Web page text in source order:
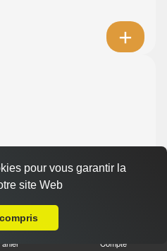
Compte
pour vous garantir la
site Web